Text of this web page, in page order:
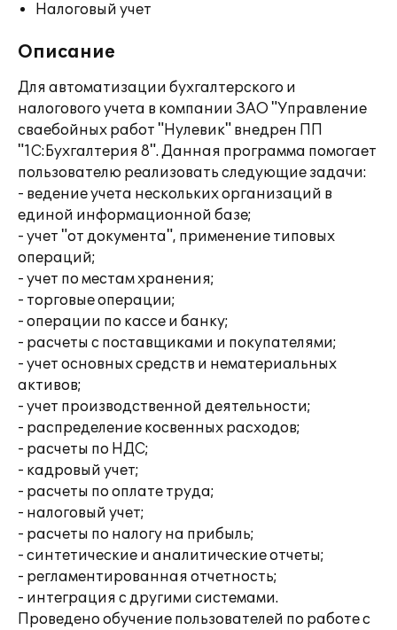
Налоговый учет
Описание
Для автоматизации бухгалтерского и
налогового учета в компании ЗАО "Управление
сваебойных работ "Нулевик" внедрен ПП
"1С:Бухгалтерия 8". Данная программа помогает
пользователю реализовать следующие задачи:
- ведение учета нескольких организаций в
единой информационной базе;
- учет "от документа", применение типовых
операций;
- учет по местам хранения;
- торговые операции;
- операции по кассе и банку;
- расчеты с поставщиками и покупателями;
- учет основных средств и нематериальных
активов;
- учет производственной деятельности;
- распределение косвенных расходов;
- расчеты по НДС;
- кадровый учет;
- расчеты по оплате труда;
- налоговый учет;
- расчеты по налогу на прибыль;
- синтетические и аналитические отчеты;
- регламентированная отчетность;
- интеграция с другими системами.
Проведено обучение пользователей по работе с